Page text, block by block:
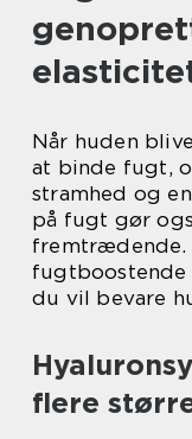
Når huden
at binde fugt,
stramhed og
på fugt gør
fremtrædende.
fugtboostende
du vil bevare
flere